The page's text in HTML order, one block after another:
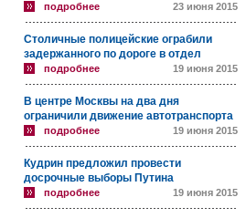
подробнее 23 июня 2015
Столичные полицейские ограбили
задержанного по дороге в отдел
подробнее 19 июня 2015
В центре Москвы на два дня
ограничили движение автотранспорта
подробнее 19 июня 2015
Кудрин предложил провести
досрочные выборы Путина
подробнее 19 июня 2015